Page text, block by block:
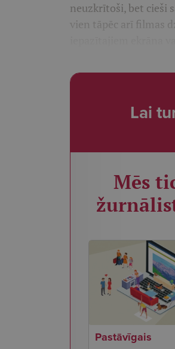
neuzkrītoši, bet cieši
vien tāpēc arī filmas
Lai
Mēs
Pastāvīgais